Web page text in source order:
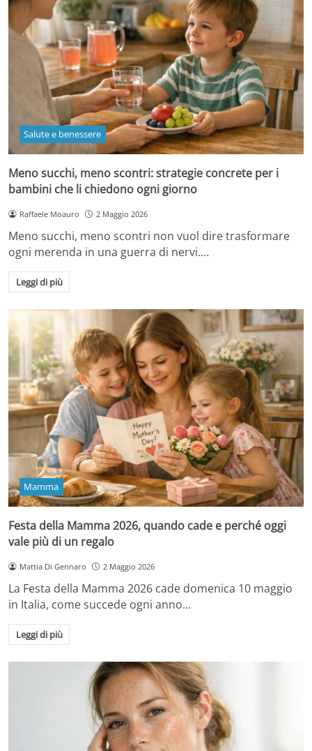
Salute e benessere
Meno succhi, meno scontri: strategie concrete per i
bambini che li chiedono ogni giorno
Raffaele Moauro 2 Maggio 2026
Meno succhi, meno scontri non vuol dire trasformare
ogni merenda in una guerra di nervi.…
Leggi di più
Mamma
Festa della Mamma 2026, quando cade e perché oggi
vale più di un regalo
Mattia Di Gennaro 2 Maggio 2026
La Festa della Mamma 2026 cade domenica 10 maggio
in Italia, come succede ogni anno…
Leggi di più